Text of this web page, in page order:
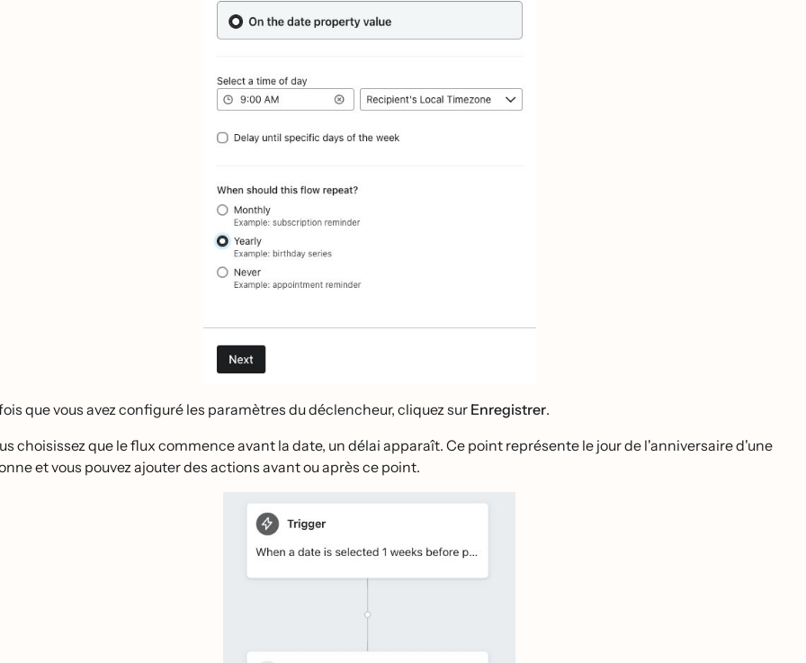
que vous avez configuré les paramètres du déclencheur, cliquez sur Enregistrer.
choisissez que le flux commence avant la date, un délai apparaît. Ce point représente le jour de l'anniversaire d'une
et vous pouvez ajouter des actions avant ou après ce point.